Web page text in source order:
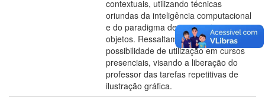
contextuais, utilizando técnicas
oriundas da inteligência computacional
e do paradigma de orientação a
objetos. Ressaltamos também a
possibilidade de utilização em cursos
presenciais, visando a liberação do
professor das tarefas repetitivas de
ilustração gráfica.